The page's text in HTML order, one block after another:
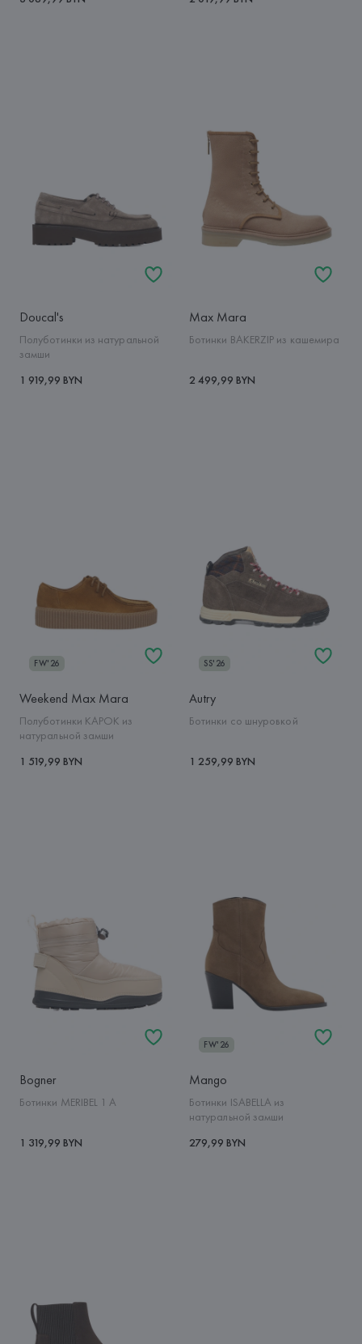
Doucal's
Полуботинки из натуральной
замши
1 919,99 BYN
Max Mara
Ботинки BAKERZIP из кашемира
2 499,99 BYN
FW'26
Weekend Max Mara
Полуботинки KAPOK из
натуральной замши
1 519,99 BYN
SS'26
Autry
Ботинки со шнуровкой
1 259,99 BYN
Bogner
Ботинки MERIBEL 1 A
1 319,99 BYN
FW'26
Mango
Ботинки ISABELLA из
натуральной замши
279,99 BYN